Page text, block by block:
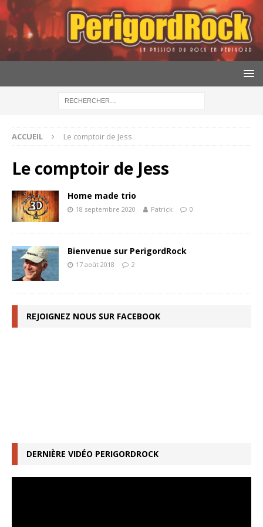
ACCUEIL Le comptoir de Jess
Le comptoir de Jess
Home made trio
18 septembre 2020 Patrick 0
Bienvenue sur PerigordRock
17 août 2018 2
REJOIGNEZ NOUS SUR FACEBOOK
DERNIÈRE VIDÉO PERIGORDROCK